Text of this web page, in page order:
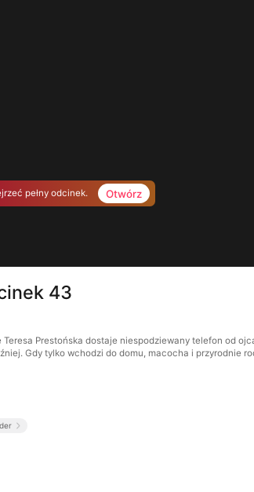
pełny odcinek. Otwórz
43
Prestońska dostaje niespodziewany telefon od
Gdy tylko wchodzi do domu, macocha i